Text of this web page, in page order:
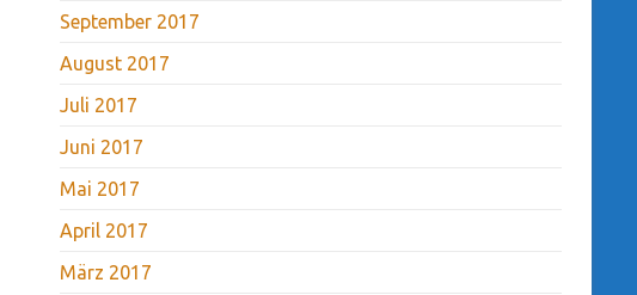
September 2017
August 2017
Juli 2017
Juni 2017
Mai 2017
April 2017
März 2017